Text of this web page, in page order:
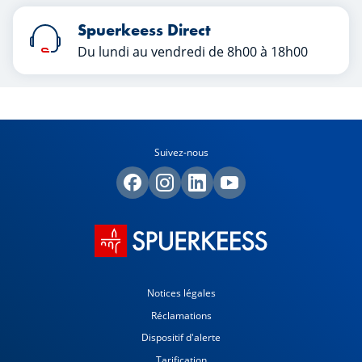
Spuerkeess Direct
Du lundi au vendredi de 8h00 à 18h00
Suivez-nous
Notices légales
Réclamations
Dispositif d'alerte